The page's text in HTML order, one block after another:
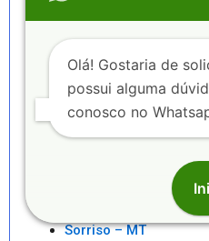
Senhor do Bonfim – BA
Serra – ES
Serrinha – BA
Sete Lagoas – MG
Sorriso – MT
Olá! Gostaria de
possui alguma
conosco no